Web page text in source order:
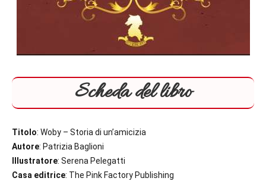
Scheda del libro
Titolo: Woby – Storia di un’amicizia
Autore: Patrizia Baglioni
Illustratore: Serena Pelegatti
Casa editrice: The Pink Factory Publishing